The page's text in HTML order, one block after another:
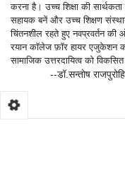
करना है। उच्च शिक्षा की सार्थकता
सहायक बनें और उच्च शिक्षण
चिंतनशील रहते हुए नवप्रवर्तन
रयान कॉलेज फ़ॉर हायर एजुकेशन का
सामाजिक उत्तरदायित्व को
--डॉ.सन्तोष